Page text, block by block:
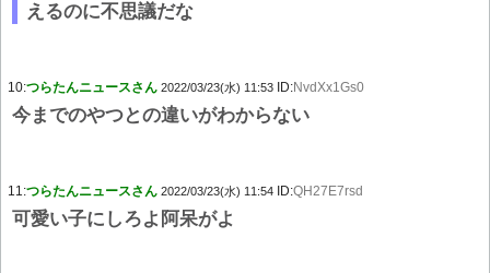
えるのに不思議だな
10:つらたんニュースさん 2022/03/23(水) 11:53 ID:NvdXx1Gs0
今までのやつとの違いがわからない
11:つらたんニュースさん 2022/03/23(水) 11:54 ID:QH27E7rsd
可愛い子にしろよ阿呆がよ